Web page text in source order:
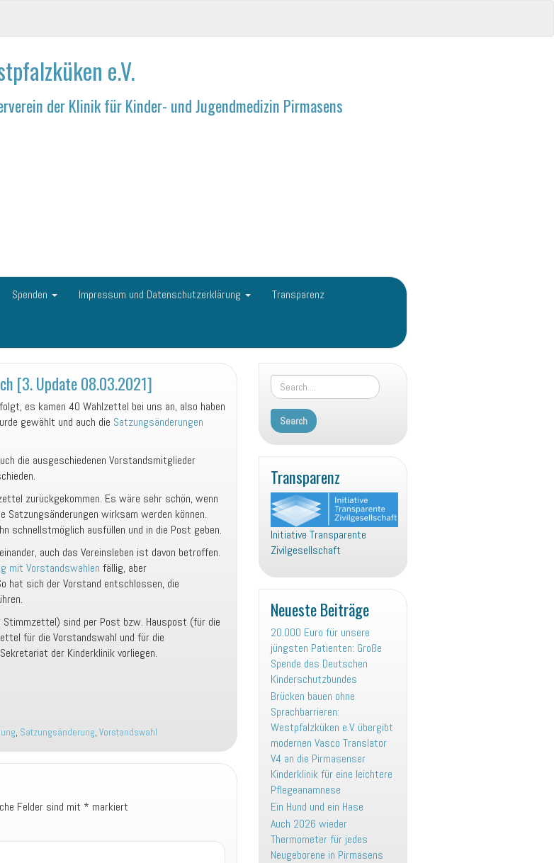
e.V.
der Klinik für Kinder- und Jugendmedizin Pirmasens
Spenden Impressum und Datenschutzerklärung Transparenz
[3. Update 08.03.2021]
es kamen 40 Wahlzettel bei uns an, also haben
gewählt und auch die Satzungsänderungen
die ausgeschiedenen Vorstandsmitglieder
zurückgekommen. Es wäre sehr schön, wenn
wirksam werden können.
schnellstmöglich ausfüllen und in die Post geben.
auch das Vereinsleben ist davon betroffen.
mit Vorstandswahlen fällig, aber
hat sich der Vorstand entschlossen, die
Stimmzettel) sind per Post bzw. Hauspost (für die
für die Vorstandswahl und für die
der Kinderklinik vorliegen.
, Satzungsänderung, Vorstandswahl
Felder sind mit * markiert
Transparenz
Initiative Transparente
Zivilgesellschaft
Neueste Beiträge
20.000 Euro für unsere
jüngsten Patienten: Große
Spende des Deutschen
Kinderschutzbundes
Brücken bauen ohne
Sprachbarrieren:
Westpfalzküken e.V. übergibt
modernen Vasco Translator
V4 an die Pirmasenser
Kinderklinik für eine leichtere
Pflegeanamnese
Ein Hund und ein Hase
Auch 2026 wieder
Thermometer für jedes
Neugeborene in Pirmasens